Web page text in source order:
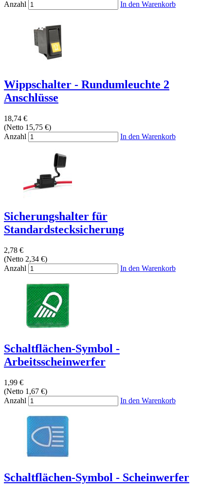
Anzahl In den Warenkorb
Wippschalter - Rundumleuchte 2
Anschlüsse
18,74 €
(Netto 15,75 €)
Anzahl
In den Warenkorb
Sicherungshalter für
Standardstecksicherung
2,78 €
(Netto 2,34 €)
Anzahl
In den Warenkorb
Schaltflächen-Symbol -
Arbeitsscheinwerfer
1,99 €
(Netto 1,67 €)
Anzahl
In den Warenkorb
Schaltflächen-Symbol - Scheinwerfer